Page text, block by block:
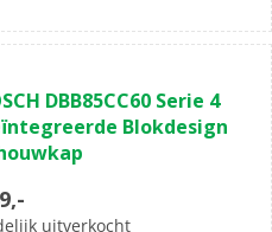
DBB85CC60 Serie 4
Blokdesign
uitverkocht